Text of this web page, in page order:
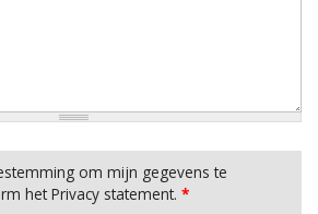
om mijn gegevens te
het Privacy statement. *